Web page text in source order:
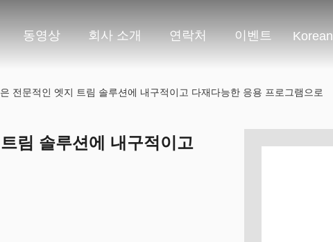
동영상 회사 소개 연락처 이벤트 Korean
전문적인 엣지 트림 솔루션에 내구적이고 다재다능한 응용 프로그램으로
림 솔루션에 내구적이고